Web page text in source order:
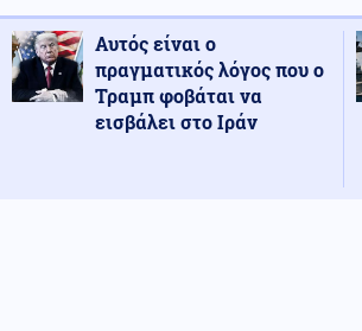
Αυτός είναι ο
πραγματικός λόγος που ο
Τραμπ φοβάται να
εισβάλει στο Ιράν